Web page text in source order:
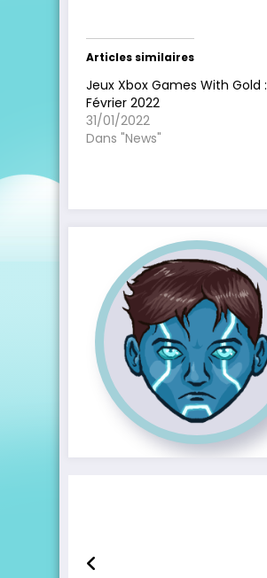
Articles similaires
Jeux Xbox Games With Gold :
Février 2022
31/01/2022
Dans "News"